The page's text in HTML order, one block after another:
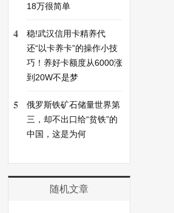
18万很简单
4
稳!武汉信用卡精养代
还“以卡养卡”的操作小技
巧！养好卡额度从6000涨
到20W不是梦
5
俄罗斯铁矿石储量世界第
三，却不出口给“贫铁”的
中国，这是为何
随机文章